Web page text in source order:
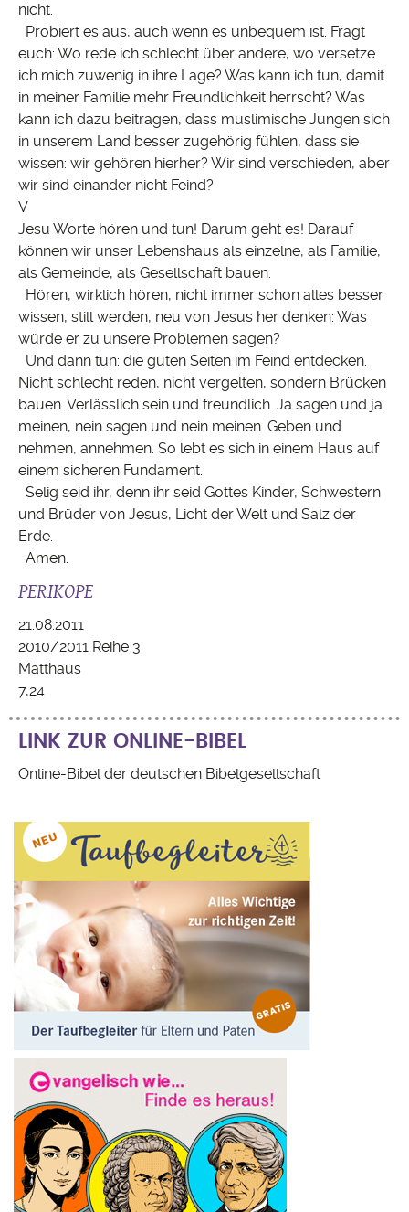
nicht.
Probiert es aus, auch wenn es unbequem ist. Fragt
euch: Wo rede ich schlecht über andere, wo versetze
ich mich zuwenig in ihre Lage? Was kann ich tun, damit
in meiner Familie mehr Freundlichkeit herrscht? Was
kann ich dazu beitragen, dass muslimische Jungen sich
in unserem Land besser zugehörig fühlen, dass sie
wissen: wir gehören hierher? Wir sind verschieden, aber
wir sind einander nicht Feind?
V
Jesu Worte hören und tun! Darum geht es! Darauf
können wir unser Lebenshaus als einzelne, als Familie,
als Gemeinde, als Gesellschaft bauen.
Hören, wirklich hören, nicht immer schon alles besser
wissen, still werden, neu von Jesus her denken: Was
würde er zu unsere Problemen sagen?
Und dann tun: die guten Seiten im Feind entdecken.
Nicht schlecht reden, nicht vergelten, sondern Brücken
bauen. Verlässlich sein und freundlich. Ja sagen und ja
meinen, nein sagen und nein meinen. Geben und
nehmen, annehmen. So lebt es sich in einem Haus auf
einem sicheren Fundament.
Selig seid ihr, denn ihr seid Gottes Kinder, Schwestern
und Brüder von Jesus, Licht der Welt und Salz der
Erde.
Amen.
PERIKOPE
21.08.2011
2010/2011 Reihe 3
Matthäus
7,24
LINK ZUR ONLINE-BIBEL
Online-Bibel der deutschen Bibelgesellschaft